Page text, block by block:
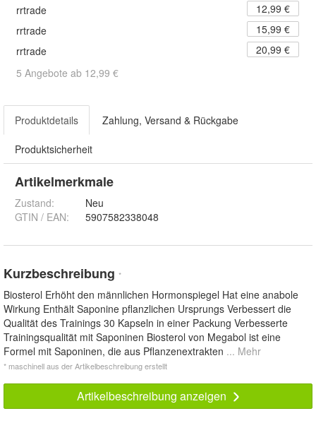
rrtrade
12,99 €
rrtrade
15,99 €
rrtrade
20,99 €
5 Angebote ab 12,99 €
Produktdetails Zahlung, Versand & Rückgabe
Produktsicherheit
Artikelmerkmale
Zustand:
Neu
GTIN / EAN:
5907582338048
Kurzbeschreibung *
Biosterol Erhöht den männlichen Hormonspiegel Hat eine anabole
Wirkung Enthält Saponine pflanzlichen Ursprungs Verbessert die
Qualität des Trainings 30 Kapseln in einer Packung Verbesserte
Trainingsqualität mit Saponinen Biosterol von Megabol ist eine
Formel mit Saponinen, die aus Pflanzenextrakten ... Mehr
* maschinell aus der Artikelbeschreibung erstellt
Artikelbeschreibung anzeigen